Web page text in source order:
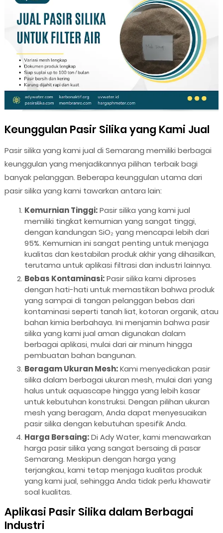
Keunggulan Pasir Silika yang Kami Jual
Pasir silika yang kami jual di Semarang memiliki berbagai
keunggulan yang menjadikannya pilihan terbaik bagi
banyak pelanggan. Beberapa keunggulan utama dari
pasir silika yang kami tawarkan antara lain:
Kemurnian Tinggi:Pasir silika yang kami jual
memiliki tingkat kemurnian yang sangat tinggi,
dengan kandungan SiO₂ yang mencapai lebih dari
95%. Kemurnian ini sangat penting untuk menjaga
kualitas dan kestabilan produk akhir yang dihasilkan,
terutama untuk aplikasi filtrasi dan industri lainnya.
Bebas Kontaminasi:Pasir silika kami diproses
dengan hati-hati untuk memastikan bahwa produk
yang sampai di tangan pelanggan bebas dari
kontaminasi seperti tanah liat, kotoran organik, atau
bahan kimia berbahaya. Ini menjamin bahwa pasir
silika yang kami jual aman digunakan dalam
berbagai aplikasi, mulai dari air minum hingga
pembuatan bahan bangunan.
Beragam Ukuran Mesh:Kami menyediakan pasir
silika dalam berbagai ukuran mesh, mulai dari yang
halus untuk aquascape hingga yang lebih kasar
untuk kebutuhan konstruksi. Dengan pilihan ukuran
mesh yang beragam, Anda dapat menyesuaikan
pasir silika dengan kebutuhan spesifik Anda.
Harga Bersaing:Di Ady Water, kami menawarkan
harga pasir silika yang sangat bersaing di pasar
Semarang. Meskipun dengan harga yang
terjangkau, kami tetap menjaga kualitas produk
yang kami jual, sehingga Anda tidak perlu khawatir
soal kualitas.
Aplikasi Pasir Silika dalam Berbagai
Industri